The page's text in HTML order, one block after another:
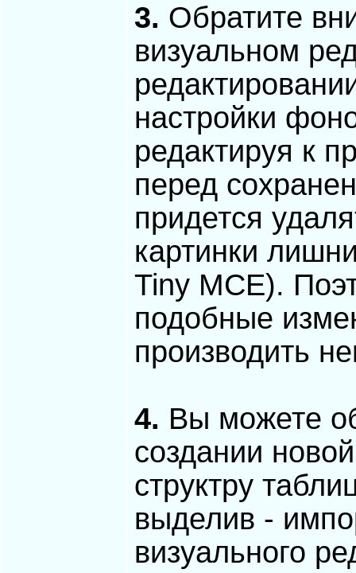
3. Обратите
визуальном
настройки
редактируя к
перед
придется
картинки
Tiny MCE).
подобные
производить
4. Вы можете
создании
структру
выделив -
визуального